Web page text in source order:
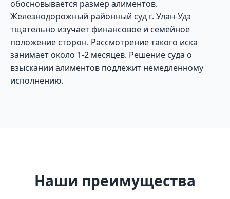
обосновывается размер алиментов.
Железнодорожный районный суд г. Улан-Удэ
тщательно изучает финансовое и семейное
положение сторон. Рассмотрение такого иска
занимает около 1-2 месяцев. Решение суда о
взыскании алиментов подлежит немедленному
исполнению.
Наши преимущества